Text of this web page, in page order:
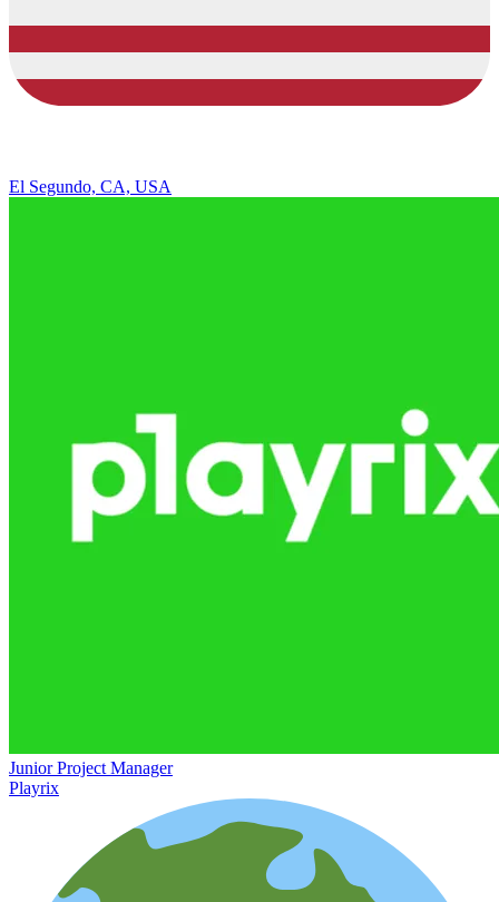
El Segundo, CA, USA
Junior Project Manager
Playrix